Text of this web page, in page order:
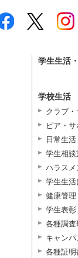
学生生活
学校生活
クラブ
ピア・サ
日常生活
学生相談
ハラスメ
学生生
健康管理
学生表彰
各種調
キャン
各種証明